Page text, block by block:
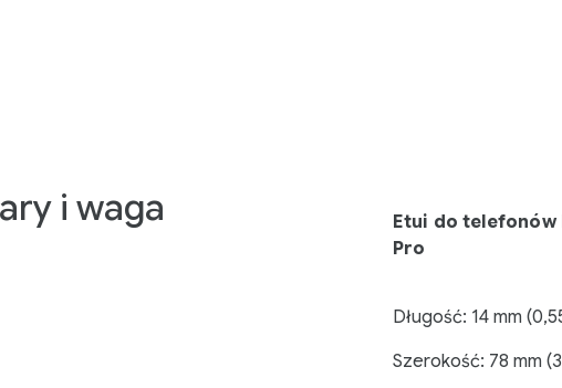
i waga
Etui do telefonów
Pro
Długość: 14 mm
Szerokość: 78 mm